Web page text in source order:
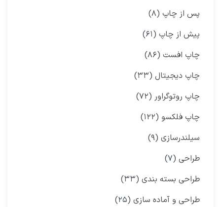
پس از چاپ (۸)
پیش از چاپ (۶۱)
چاپ افست (۸۶)
چاپ دیجیتال (۳۳)
چاپ روتوگراور (۷۲)
چاپ فلکسو (۱۲۲)
سیلندرسازی (۹)
طراحی (۷)
طراحی بسته بندی (۳۳)
طراحی و آماده سازی (۲۵)